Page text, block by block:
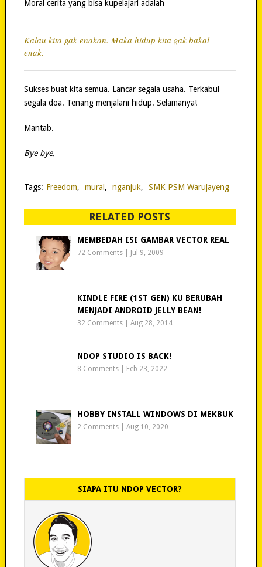
Moral cerita yang bisa kupelajari adalah
Kalau kita gak enakan. Maka hidup kita gak bakal
enak.
Sukses buat kita semua. Lancar segala usaha. Terkabul
segala doa. Tenang menjalani hidup. Selamanya!
Mantab.
Bye bye.
Tags: Freedom, mural , nganjuk, SMK PSM Warujayeng
RELATED POSTS
MEMBEDAH ISI GAMBAR VECTOR REAL
72 Comments Jul 9, 2009
KINDLE FIRE (1ST GEN) KU BERUBAH
MENJADI ANDROID JELLY BEAN!
32 Comments |Aug 28, 2014
NDOP STUDIO IS BACK!
8 Comments Feb 23, 2022
HOBBY INSTALL WINDOWS DI MEKBUK
2 Comments |Aug 10, 2020
SIAPA ITU NDOP VECTOR?